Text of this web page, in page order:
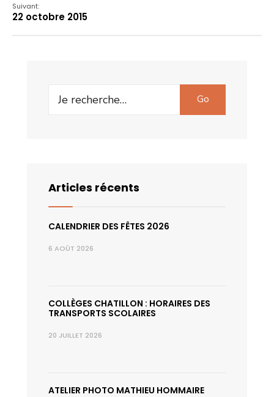
Suivant:
22 octobre 2015
Search
Go
Articles récents
CALENDRIER DES FÊTES 2026
6 AOÛT 2026
COLLÈGES CHATILLON : HORAIRES DES
TRANSPORTS SCOLAIRES
20 JUILLET 2026
ATELIER PHOTO MATHIEU HOMMAIRE